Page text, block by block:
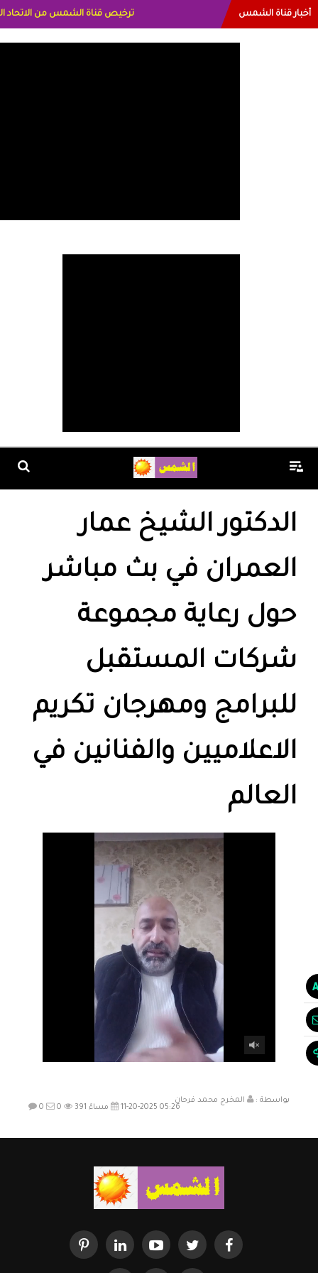
أخبار قناة الشمس
الدكتور الشيخ عمار
العمران في بث مباشر
حول رعاية مجموعة
شركات المستقبل
للبرامج ومهرجان تكريم
الاعلاميين والفنانين في
العالم
بواسطة :
المخرج محمد فرحان
11-20-2025 05:26 مساءً
0 0 391